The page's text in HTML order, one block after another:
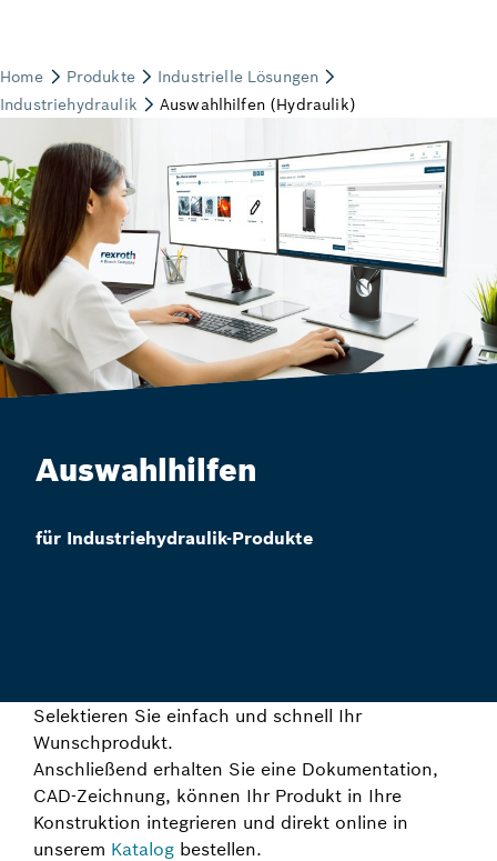
Auswahlhilfen
für Industriehydraulik-Produkte
Selektieren Sie einfach und schnell Ihr
Wunschprodukt.
Anschließend erhalten Sie eine Dokumentation,
CAD-Zeichnung, können Ihr Produkt in Ihre
Konstruktion integrieren und direkt online in
unserem Katalog bestellen.